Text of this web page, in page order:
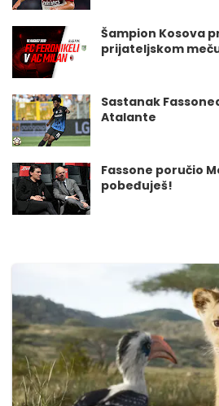
Šampion Kosova
prijateljskom
Sastanak
Atalante
Fassone poručio
pobeđuješ!